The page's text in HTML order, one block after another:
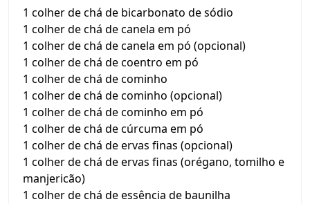
1 colher de chá de bicarbonato de sódio
1 colher de chá de canela em pó
1 colher de chá de canela em pó (opcional)
1 colher de chá de coentro em pó
1 colher de chá de cominho
1 colher de chá de cominho (opcional)
1 colher de chá de cominho em pó
1 colher de chá de cúrcuma em pó
1 colher de chá de ervas finas (opcional)
1 colher de chá de ervas finas (orégano, tomilho e
manjericão)
1 colher de chá de essência de baunilha